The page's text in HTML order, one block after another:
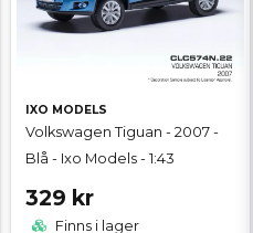
IXO MODELS
Volkswagen Tiguan - 2007 -
Blå - Ixo Models - 1:43
329 kr
Finns i lager